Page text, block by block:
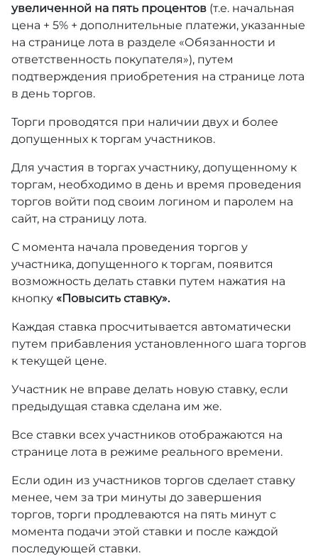
увеличенной на пять процентов (т.е. начальная
цена + 5% + дополнительные платежи, указанные
на странице лота в разделе «Обязанности и
ответственность покупателя»), путем
подтверждения приобретения на странице лота
в день торгов.
Торги проводятся при наличии двух и более
допущенных к торгам участников.
Для участия в торгах участнику, допущенному к
торгам, необходимо в день и время проведения
торгов войти под своим логином и паролем на
сайт, на страницу лота.
С момента начала проведения торгов у
участника, допущенного к торгам, появится
возможность делать ставки путем нажатия на
кнопку «Повысить ставку».
Каждая ставка просчитывается автоматически
путем прибавления установленного шага торгов
к текущей цене.
Участник не вправе делать новую ставку, если
предыдущая ставка сделана им же.
Все ставки всех участников отображаются на
странице лота в режиме реального времени.
Если один из участников торгов сделает ставку
менее, чем за три минуты до завершения
торгов, торги продлеваются на пять минут с
момента подачи этой ставки и после каждой
последующей ставки.